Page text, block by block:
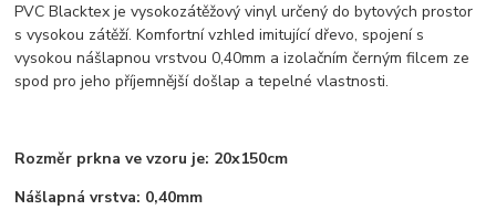
PVC Blacktex je vysokozátěžový vinyl určený do bytových prostor
s vysokou zátěží. Komfortní vzhled imitující dřevo, spojení s
vysokou nášlapnou vrstvou 0,40mm a izolačním černým filcem ze
spod pro jeho příjemnější došlap a tepelné vlastnosti.
Rozměr prkna ve vzoru je: 20x150cm
Nášlapná vrstva: 0,40mm